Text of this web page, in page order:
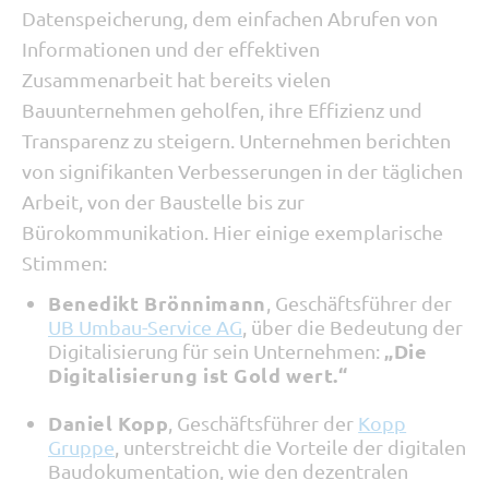
Datenspeicherung, dem einfachen Abrufen von
Informationen und der effektiven
Zusammenarbeit hat bereits vielen
Bauunternehmen geholfen, ihre Effizienz und
Transparenz zu steigern. Unternehmen berichten
von signifikanten Verbesserungen in der täglichen
Arbeit, von der Baustelle bis zur
Bürokommunikation. Hier einige exemplarische
Stimmen:
Benedikt Brönnimann , Geschäftsführer der
UB Umbau-Service AG , über die Bedeutung der
Digitalisierung für sein Unternehmen: „Die
Digitalisierung ist Gold wert.“
Daniel Kopp , Geschäftsführer der Kopp
Gruppe , unterstreicht die Vorteile der digitalen
Baudokumentation, wie den dezentralen